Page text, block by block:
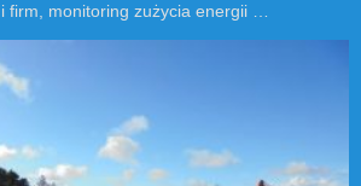
firm, monitoring zużycia energii …